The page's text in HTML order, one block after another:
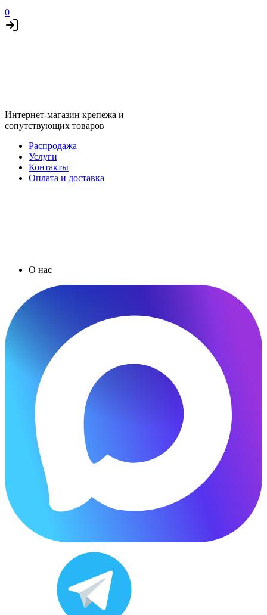
0
Интернет-магазин крепежа и
сопутствующих товаров
Распродажа
Услуги
Контакты
Оплата и доставка
О нас